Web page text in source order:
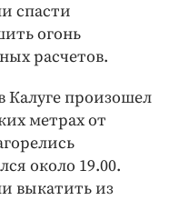
спасти
огонь
расчетов.
Калуге произошел
метрах от
около 19.00.
выкатить из